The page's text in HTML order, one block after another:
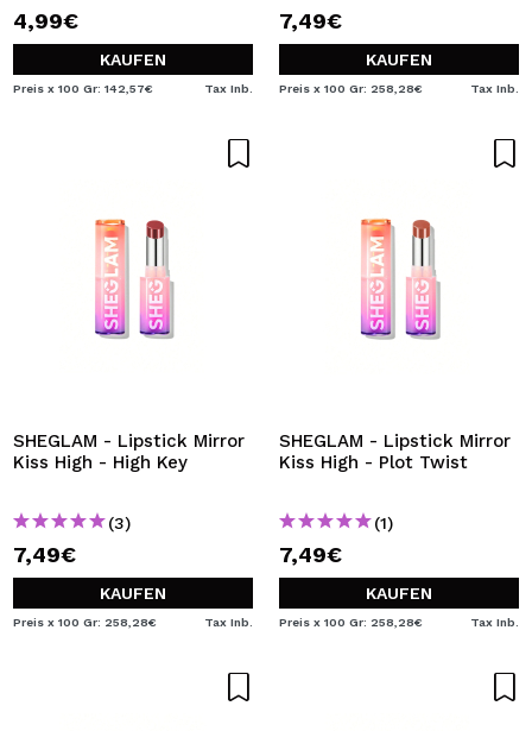
4,99€
KAUFEN
Preis x 100 Gr: 142,57€ Tax Inb.
7,49€
KAUFEN
Preis x 100 Gr: 258,28€ Tax Inb.
SHEGLAM - Lipstick Mirror
Kiss High - High Key
(3)
7,49€
KAUFEN
Preis x 100 Gr: 258,28€ Tax Inb.
SHEGLAM - Lipstick Mirror
Kiss High - Plot Twist
(1)
7,49€
KAUFEN
Preis x 100 Gr: 258,28€ Tax Inb.